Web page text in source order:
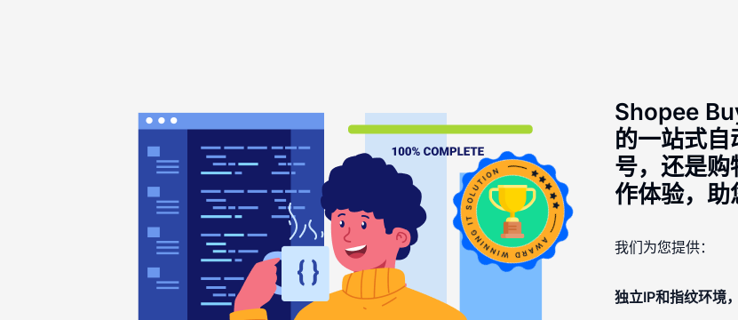
Shopee
的一站式
号，还是
作体验，助
我们为您提供：
独立IP和指纹环境